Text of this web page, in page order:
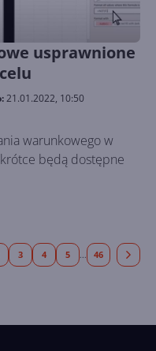
usprawnione
21.01.2022, 10:50
warunkowego w
będą dostępne
3 4 5 ... 46